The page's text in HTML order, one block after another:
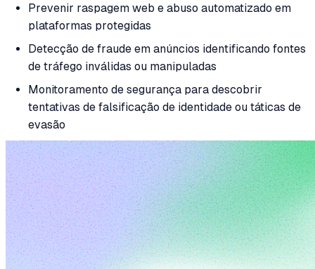
Prevenir raspagem web e abuso automatizado em
plataformas protegidas
Detecção de fraude em anúncios identificando fontes
de tráfego inválidas ou manipuladas
Monitoramento de segurança para descobrir
tentativas de falsificação de identidade ou táticas de
evasão